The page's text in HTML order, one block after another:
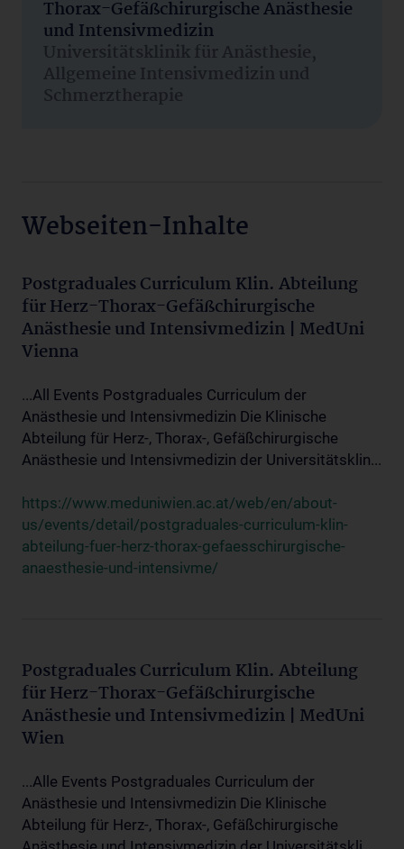
Thorax-Gefäßchirurgische Anästhesie
und Intensivmedizin
Universitätsklinik für Anästhesie,
Allgemeine Intensivmedizin und
Schmerztherapie
Webseiten-Inhalte
Postgraduales Curriculum Klin. Abteilung
für Herz-Thorax-Gefäßchirurgische
Anästhesie und Intensivmedizin | MedUni
Vienna
...All Events Postgraduales Curriculum der
Anästhesie und Intensivmedizin Die Klinische
Abteilung für Herz-, Thorax-, Gefäßchirurgische
Anästhesie und Intensivmedizin der Universitätsklin...
https://www.meduniwien.ac.at/web/en/about-
us/events/detail/postgraduales-curriculum-klin-
abteilung-fuer-herz-thorax-gefaesschirurgische-
anaesthesie-und-intensivme/
Postgraduales Curriculum Klin. Abteilung
für Herz-Thorax-Gefäßchirurgische
Anästhesie und Intensivmedizin | MedUni
Wien
...Alle Events Postgraduales Curriculum der
Anästhesie und Intensivmedizin Die Klinische
Abteilung für Herz-, Thorax-, Gefäßchirurgische